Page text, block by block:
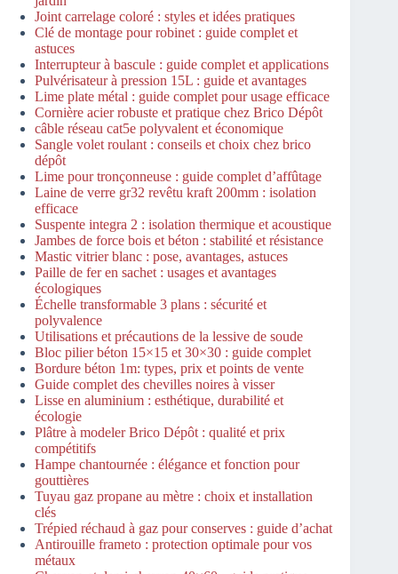
Joint carrelage coloré : styles et idées pratiques
Clé de montage pour robinet : guide complet et
astuces
Interrupteur à bascule : guide complet et applications
Pulvérisateur à pression 15L : guide et avantages
Lime plate métal : guide complet pour usage efficace
Cornière acier robuste et pratique chez Brico Dépôt
câble réseau cat5e polyvalent et économique
Sangle volet roulant : conseils et choix chez brico
dépôt
Lime pour tronçonneuse : guide complet d’affûtage
Laine de verre gr32 revêtu kraft 200mm : isolation
efficace
Suspente integra 2 : isolation thermique et acoustique
Jambes de force bois et béton : stabilité et résistance
Mastic vitrier blanc : pose, avantages, astuces
Paille de fer en sachet : usages et avantages
écologiques
Échelle transformable 3 plans : sécurité et
polyvalence
Utilisations et précautions de la lessive de soude
Bloc pilier béton 15×15 et 30×30 : guide complet
Bordure béton 1m: types, prix et points de vente
Guide complet des chevilles noires à visser
Lisse en aluminium : esthétique, durabilité et
écologie
Plâtre à modeler Brico Dépôt : qualité et prix
compétitifs
Hampe chantournée : élégance et fonction pour
gouttières
Tuyau gaz propane au mètre : choix et installation
clés
Trépied réchaud à gaz pour conserves : guide d’achat
Antirouille frameto : protection optimale pour vos
métaux